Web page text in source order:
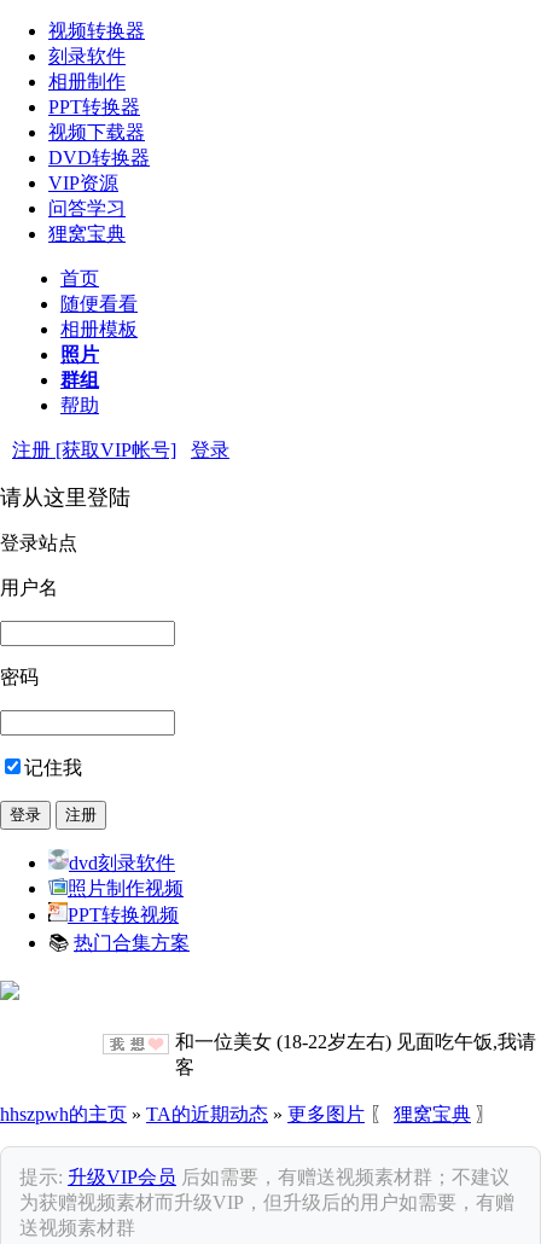
视频转换器
刻录软件
相册制作
PPT转换器
视频下载器
DVD转换器
VIP资源
问答学习
狸窝宝典
首页
随便看看
相册模板
照片
群组
帮助
注册 [获取VIP帐号] 登录
请从这里登陆
登录站点
用户名
密码
记住我
dvd刻录软件
照片制作视频
PPT转换视频
📚 热门合集方案
和一位美女 (18-22岁左右) 见面吃午饭,我请
客
hhszpwh的主页 » TA的近期动态 » 更多图片 〖 狸窝宝典 〗
提示: 升级VIP会员 后如需要，有赠送视频素材群；不建议
为获赠视频素材而升级VIP，但升级后的用户如需要，有赠
送视频素材群